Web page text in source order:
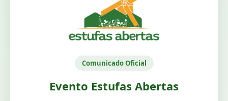
Comunicado Oficial
Evento Estufas Abertas